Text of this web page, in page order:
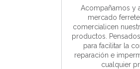
Acompañamos y
mercado
comercialicen
productos.
para facilitar la
reparación e
cualquier